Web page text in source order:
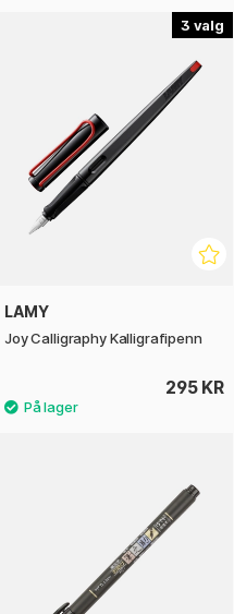
3
LAMY
Joy Calligraphy Kalligrafipenn
295 KR